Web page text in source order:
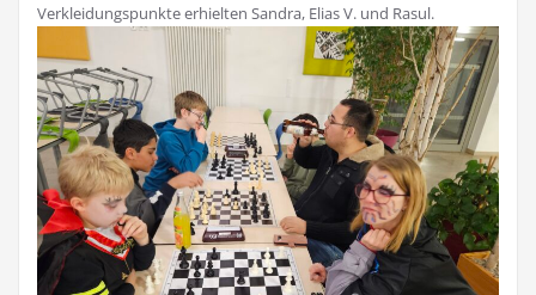
Verkleidungspunkte erhielten Sandra, Elias V. und Rasul.